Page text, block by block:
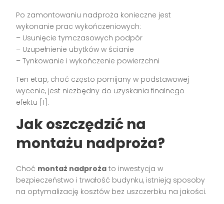
Po zamontowaniu nadproża konieczne jest
wykonanie prac wykończeniowych:
– Usunięcie tymczasowych podpór
– Uzupełnienie ubytków w ścianie
– Tynkowanie i wykończenie powierzchni
Ten etap, choć często pomijany w podstawowej
wycenie, jest niezbędny do uzyskania finalnego
efektu [1].
Jak oszczędzić na
montażu nadproża?
Choć montaż nadproża to inwestycja w
bezpieczeństwo i trwałość budynku, istnieją sposoby
na optymalizację kosztów bez uszczerbku na jakości.